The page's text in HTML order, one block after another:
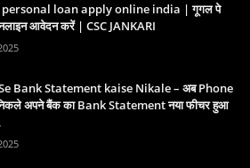
personal loan apply online india | गूगल पे
आवेदन करें | CSC JANKARI
Bank Statement kaise Nikale – अब Phone
अपने बैंक का Bank Statement नया फीचर हुआ